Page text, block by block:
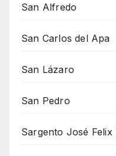
San Alfredo
San Carlos del Apa
San Lázaro
San Pedro
Sargento José Felix